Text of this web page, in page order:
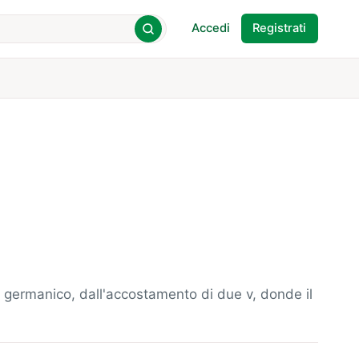
Accedi Registrati
dall'accostamento di due v, donde il